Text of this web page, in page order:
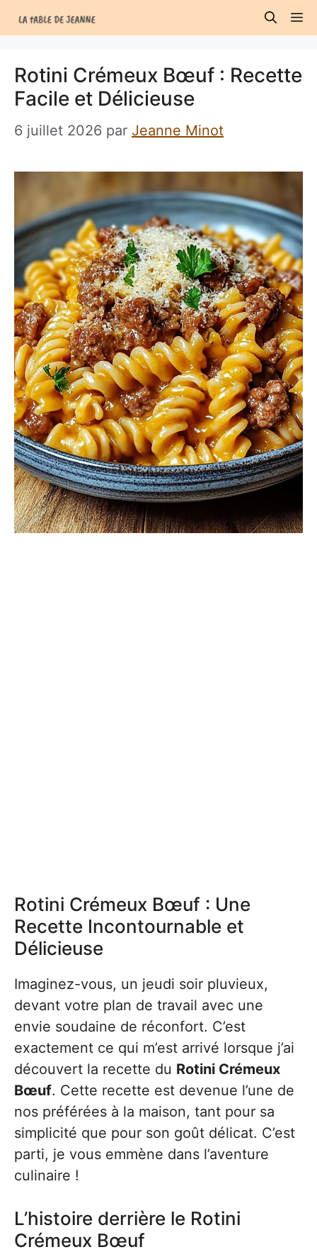
au
Rotini Crémeux Bœuf : Recette
Facile et Délicieuse
6 juillet 2026 par Jeanne Minot
Rotini Crémeux Bœuf : Une
Recette Incontournable et
Délicieuse
Imaginez-vous, un jeudi soir pluvieux,
devant votre plan de travail avec une
envie soudaine de réconfort. C’est
exactement ce qui m’est arrivé lorsque j’ai
découvert la recette du Rotini Crémeux
Bœuf. Cette recette est devenue l’une de
nos préférées à la maison, tant pour sa
simplicité que pour son goût délicat. C’est
parti, je vous emmène dans l’aventure
culinaire !
L’histoire derrière le Rotini
Crémeux Bœuf